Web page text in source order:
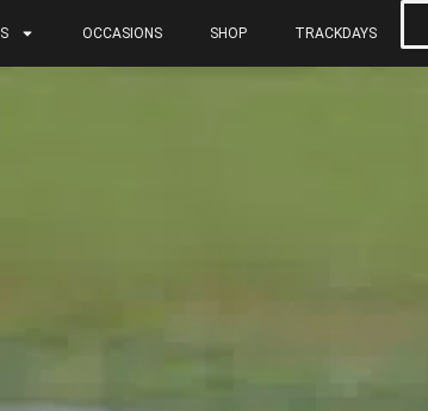
OCCASIONS SHOP TRACKDAYS